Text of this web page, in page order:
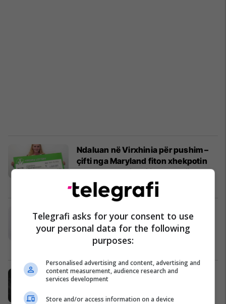
Ndaluan në Virxhinia për pushim –
çifti nga Maryland fiton xhekpotin
Powerball prej 1 milion dollarësh
Interesante 01/10/2023
Bleu 25 bileta për një short lotarie –
burri nga Virxhinia i fiton 125,000
dollarë
Interesante 13/06/2023
Ariu vizitoi verandën e një pronari
shtëpie në Virxhinia, i ra ziles dhe
iku me vrap nga aty
Telegrafi asks for your consent to use
your personal data for the following
purposes:
Personalised advertising and content, advertising and
content measurement, audience research and
services development
Store and/or access information on a device